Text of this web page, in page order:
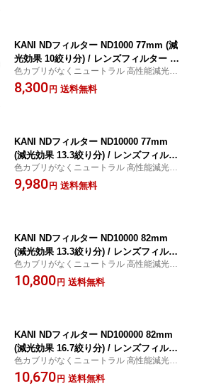
KANI NDフィルター ND1000 77mm (減
光効果 10絞り分) / レンズフィルター 丸
枠
色カブリがなくニュートラル 高性能減光フ
ィルター ND1000
8,300 円 送料無料
KANI NDフィルター ND10000 77mm
(減光効果 13.3絞り分) / レンズフィルタ
ー 丸枠
色カブリがなくニュートラル 高性能減光フ
ィルター ND10000
9,980 円 送料無料
KANI NDフィルター ND10000 82mm
(減光効果 13.3絞り分) / レンズフィルタ
ー 丸枠
色カブリがなくニュートラル 高性能減光フ
ィルター ND10000
10,800 円 送料無料
KANI NDフィルター ND100000 82mm
(減光効果 16.7絞り分) / レンズフィルタ
ー 丸枠
色カブリがなくニュートラル 高性能減光フ
ィルター ND100000
10,670 円 送料無料